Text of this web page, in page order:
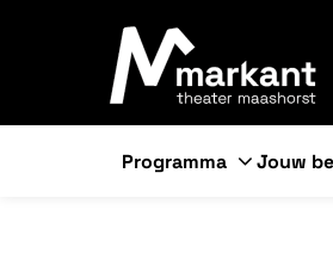
Programma Jouw